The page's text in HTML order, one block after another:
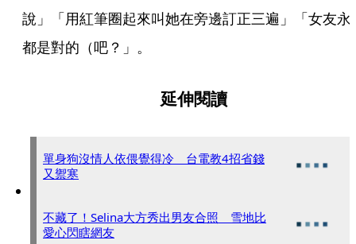
說」「用紅筆圈起來叫她在旁邊訂正三遍」「女友永
都是對的（吧？」。
延伸閱讀
單身狗沒情人依偎覺得冷 台電教4招省錢
又禦寒
不藏了！Selina大方秀出男友合照 雪地比
愛心閃瞎網友